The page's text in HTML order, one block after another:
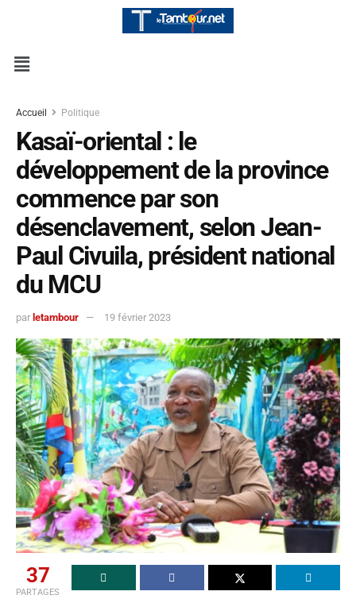
Accueil Politique
Kasaï-oriental : le
développement de la province
commence par son
désenclavement, selon Jean-
Paul Civuila, président national
du MCU
par letambour 19 février 2023
37
PARTAGES